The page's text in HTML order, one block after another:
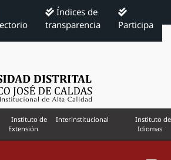
Índices de
transparencia
Participa
Instituto de
Extensión
Interinstitucional
Instituto de
Idiomas